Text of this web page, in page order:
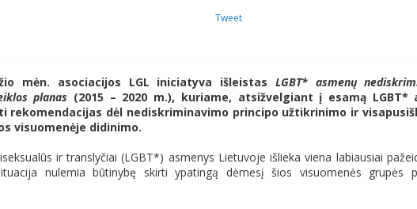
Tweet
mėn. asociacijos LGL iniciatyva išleistas LGBT* asmenų
planas (2015 – 2020 m.), kuriame, atsižvelgiant į esamą LGBT*
rekomendacijas dėl nediskriminavimo principo užtikrinimo ir
visuomenėje didinimo.
ir translyčiai (LGBT*) asmenys Lietuvoje išlieka viena labiausiai
nulemia būtinybę skirti ypatingą dėmesį šios visuomenės grupės